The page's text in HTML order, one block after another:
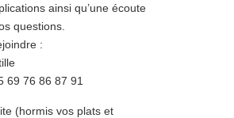
ainsi qu’une écoute
questions.
:
69 76 86 87 91
(hormis vos plats et